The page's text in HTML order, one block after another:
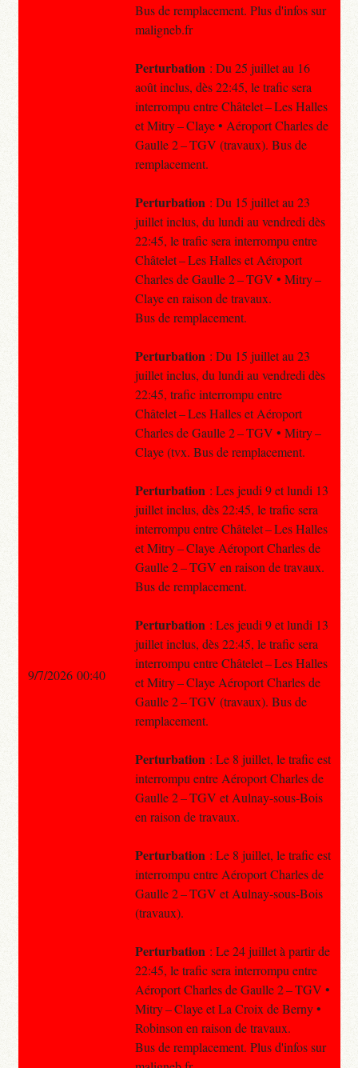
Bus de remplacement. Plus d'infos sur
maligneb.fr
Perturbation : Du 25 juillet au 16
août inclus, dès 22:45, le trafic sera
interrompu entre Châtelet – Les Halles
et Mitry – Claye • Aéroport Charles de
Gaulle 2 – TGV (travaux). Bus de
remplacement.
Perturbation : Du 15 juillet au 23
juillet inclus, du lundi au vendredi dès
22:45, le trafic sera interrompu entre
Châtelet – Les Halles et Aéroport
Charles de Gaulle 2 – TGV • Mitry –
Claye en raison de travaux.
Bus de remplacement.
Perturbation : Du 15 juillet au 23
juillet inclus, du lundi au vendredi dès
22:45, trafic interrompu entre
Châtelet – Les Halles et Aéroport
Charles de Gaulle 2 – TGV • Mitry –
Claye (tvx. Bus de remplacement.
Perturbation : Les jeudi 9 et lundi 13
juillet inclus, dès 22:45, le trafic sera
interrompu entre Châtelet – Les Halles
et Mitry – Claye Aéroport Charles de
Gaulle 2 – TGV en raison de travaux.
Bus de remplacement.
Perturbation : Les jeudi 9 et lundi 13
juillet inclus, dès 22:45, le trafic sera
interrompu entre Châtelet – Les Halles
et Mitry – Claye Aéroport Charles de
Gaulle 2 – TGV (travaux). Bus de
remplacement.
Perturbation : Le 8 juillet, le trafic est
interrompu entre Aéroport Charles de
Gaulle 2 – TGV et Aulnay-sous-Bois
en raison de travaux.
Perturbation : Le 8 juillet, le trafic est
interrompu entre Aéroport Charles de
Gaulle 2 – TGV et Aulnay-sous-Bois
(travaux).
Perturbation : Le 24 juillet à partir de
22:45, le trafic sera interrompu entre
Aéroport Charles de Gaulle 2 – TGV •
Mitry – Claye et La Croix de Berny •
Robinson en raison de travaux.
Bus de remplacement. Plus d'infos sur
9/7/2026 00:40